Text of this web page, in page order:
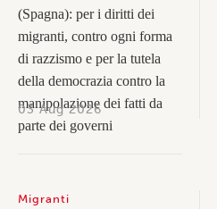
(Spagna): per i diritti dei
migranti, contro ogni forma
di razzismo e per la tutela
della democrazia contro la
manipolazione dei fatti da
parte dei governi
03 Aug 2026
Migranti